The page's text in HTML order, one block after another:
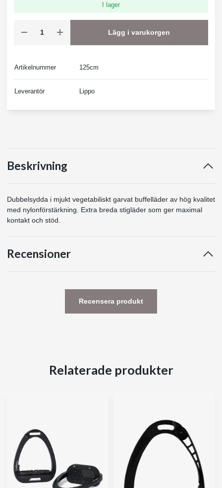
I lager
Lägg i varukorgen
Artikelnummer 125cm
Leverantör Lippo
Beskrivning
Dubbelsydda i mjukt vegetabiliskt garvat buffelläder av hög kvalitet
med nylonförstärkning. Extra breda stigläder som ger maximal
kontakt och stöd.
Recensioner
Recensera produkt
Relaterade produkter